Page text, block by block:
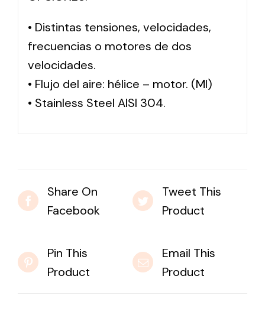
• Distintas tensiones, velocidades,
frecuencias o motores de dos
velocidades.
• Flujo del aire: hélice – motor. (MI)
• Stainless Steel AISI 304.
Share On
Facebook
Tweet This
Product
Pin This
Product
Email This
Product